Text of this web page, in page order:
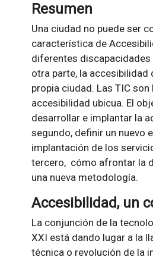
Resumen
Una ciudad no puede ser
característica de
diferentes
otra parte, la accesibilidad
propia ciudad. Las TIC
accesibilidad ubicua. El
desarrollar e implantar la
segundo, definir un nuevo
implantación de los
tercero, cómo afrontar la
una nueva metodología.
Accesibilidad, un
La conjunción de la
XXI está dando lugar a la
técnica o revolución de la